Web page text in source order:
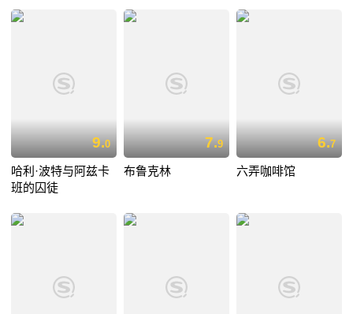
9.0
哈利·波特与阿兹卡
班的囚徒
7.9
布鲁克林
6.7
六弄咖啡馆